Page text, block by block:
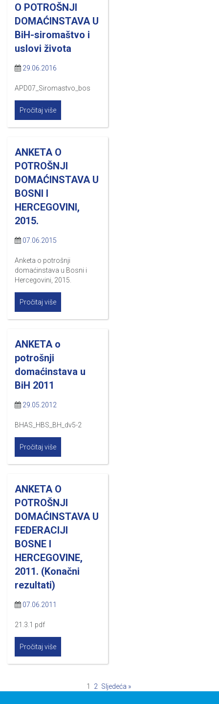
O POTROŠNJI
DOMAĆINSTAVA U
BiH-siromaštvo i
uslovi života
29.06.2016
APD07_Siromastvo_bos
Pročitaj više
ANKETA O
POTROŠNJI
DOMAĆINSTAVA U
BOSNI I
HERCEGOVINI,
2015.
07.06.2015
Anketa o potrošnji
domaćinstava u Bosni i
Hercegovini, 2015.
Pročitaj više
ANKETA o
potrošnji
domaćinstava u
BiH 2011
29.05.2012
BHAS_HBS_BH_dv5-2
Pročitaj više
ANKETA O
POTROŠNJI
DOMAĆINSTAVA U
FEDERACIJI
BOSNE I
HERCEGOVINE,
2011. (Konačni
rezultati)
07.06.2011
21.3.1 pdf
Pročitaj više
1 2 Sljedeća »